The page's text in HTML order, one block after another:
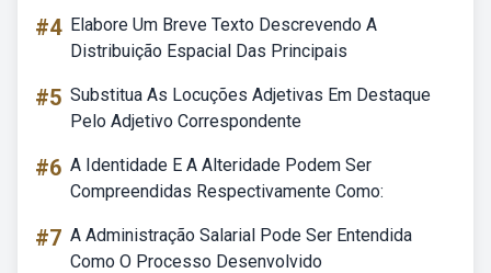
#4 Elabore Um Breve Texto Descrevendo A
Distribuição Espacial Das Principais
#5 Substitua As Locuções Adjetivas Em Destaque
Pelo Adjetivo Correspondente
#6 A Identidade E A Alteridade Podem Ser
Compreendidas Respectivamente Como:
#7 A Administração Salarial Pode Ser Entendida
Como O Processo Desenvolvido